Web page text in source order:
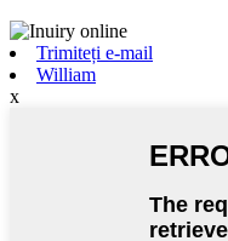
Trimiteți e-mail
William
x